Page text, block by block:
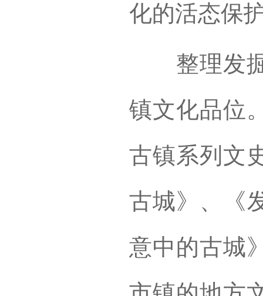
化的活态保
整理发掘
镇文化品位
古镇系列文
古城》、《
意中的古城